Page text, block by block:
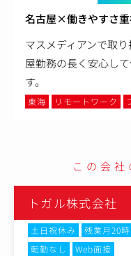
名古屋×働きやすさ
マスメディアンで取
屋勤務の長く安心し
す。
東海 リモートワーク
この会
トガル株式会社
土日祝休み 残業月20
転勤なし
Web面接